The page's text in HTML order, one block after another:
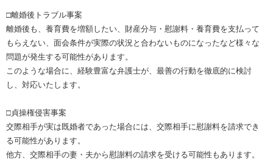
□離婚後トラブル事案
離婚後も、養育費を増額したい、財産分与・慰謝料・養育費を支払って
もらえない、面会条件が実際の状況と合わないものになったなど様々な
問題が発生する可能性があります。
このような場合に、経験豊富な弁護士が、最善の行動を徹底的に検討
し、対応いたします。
□貞操権侵害事案
交際相手が実は既婚者であった場合には、交際相手に慰謝料を請求でき
る可能性があります。
他方、交際相手の妻・夫から慰謝料の請求を受ける可能性もあります。